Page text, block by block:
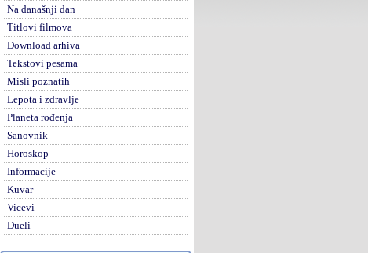
Na današnji dan
Titlovi filmova
Download arhiva
Tekstovi pesama
Misli poznatih
Lepota i zdravlje
Planeta rođenja
Sanovnik
Horoskop
Informacije
Kuvar
Vicevi
Dueli